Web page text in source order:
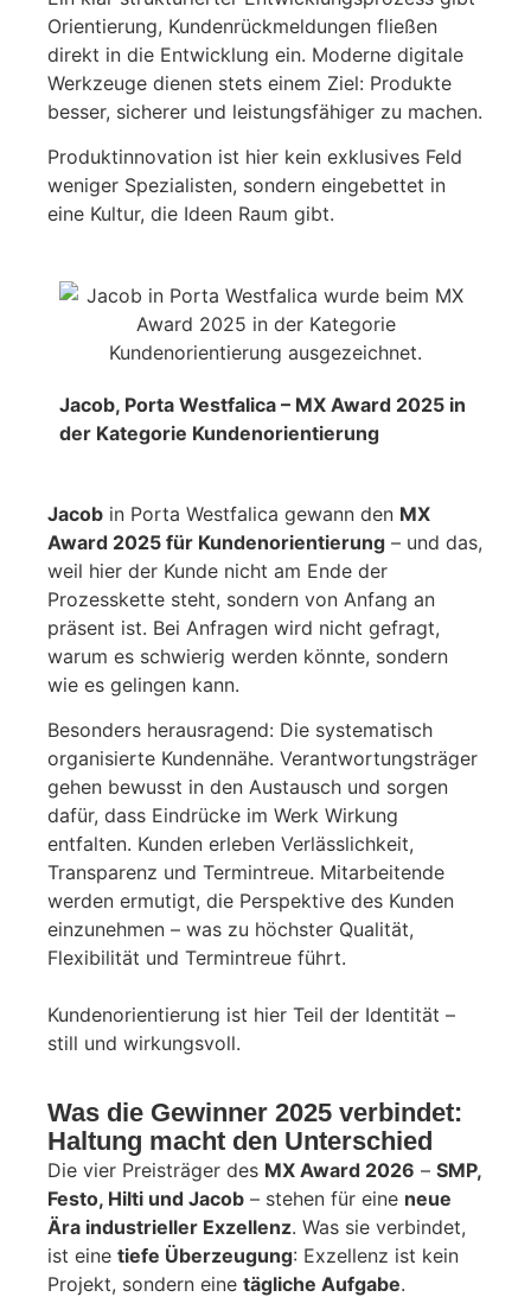
Orientierung, Kundenrückmeldungen fließen
direkt in die Entwicklung ein. Moderne digitale
Werkzeuge dienen stets einem Ziel: Produkte
besser, sicherer und leistungsfähiger zu machen.
Produktinnovation ist hier kein exklusives Feld
weniger Spezialisten, sondern eingebettet in
eine Kultur, die Ideen Raum gibt.
Jacob, Porta Westfalica – MX Award 2025 in
der Kategorie Kundenorientierung
Jacob in Porta Westfalica gewann den MX
Award 2025 für Kundenorientierung – und das,
weil hier der Kunde nicht am Ende der
Prozesskette steht, sondern von Anfang an
präsent ist. Bei Anfragen wird nicht gefragt,
warum es schwierig werden könnte, sondern
wie es gelingen kann.
Besonders herausragend: Die systematisch
organisierte Kundennähe. Verantwortungsträger
gehen bewusst in den Austausch und sorgen
dafür, dass Eindrücke im Werk Wirkung
entfalten. Kunden erleben Verlässlichkeit,
Transparenz und Termintreue. Mitarbeitende
werden ermutigt, die Perspektive des Kunden
einzunehmen – was zu höchster Qualität,
Flexibilität und Termintreue führt.
Kundenorientierung ist hier Teil der Identität –
still und wirkungsvoll.
Was die Gewinner 2025 verbindet:
Haltung macht den Unterschied
Die vier Preisträger des MX Award 2026 – SMP,
Festo, Hilti und Jacob – stehen für eine neue
Ära industrieller Exzellenz. Was sie verbindet,
ist eine tiefe Überzeugung: Exzellenz ist kein
Projekt, sondern eine tägliche Aufgabe.